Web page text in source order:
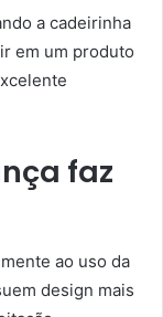
a cadeirinha
em um produto
faz
ao uso da
design mais